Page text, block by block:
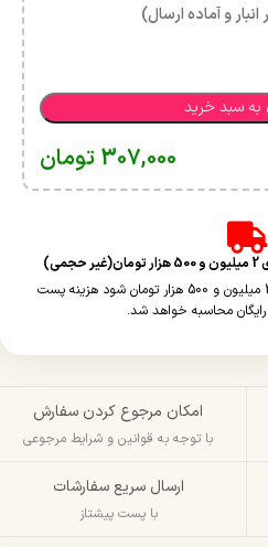
و آماده ارسال)
به سبد خرید
307,000 تومان
چنانچه جمع سبد خرید شما بالای 2 میلیون و 500 هزار تومان شود هزینه پست
محاسبه خواهد شد.
امکان مرجوع کردن سفارش
با توجه به قوانین و شرایط مرجوعی
ارسال سریع سفارشات
با پست پیشتاز